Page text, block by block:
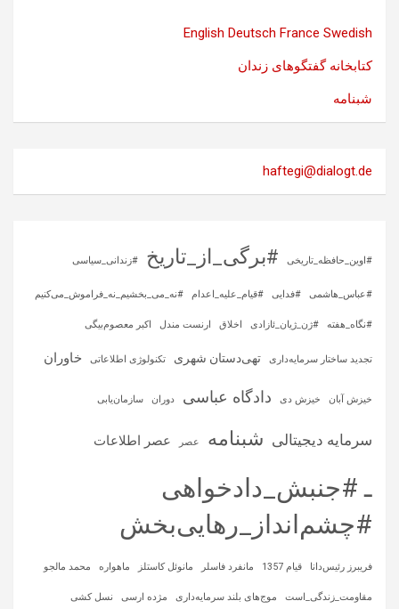
English Deutsch France Swedish
کتابخانه گفتگوهای زندان
شبنامه
haftegi@dialogt.de
#اوین_حافظه_تاریخی #برگی_از_تاریخ #زندانی_سیاسی
#عباس_هاشمی #فدایی #قیام_علیه_اعدام #نه_می_بخشیم_نه_فراموش_می‌کنیم
#نگاه_هفته #ژن_ژیان_ئازادی اخلاق ارنست مندل اکبر معصوم‌بیگی
تجدید ساختار سرمایه‌داری تهی‌دستان شهری تکنولوژی اطلاعاتی خاوران
خیزش آبان خیزش دی دادگاه عباسی دوران سازمان‌یابی
سرمایه‌ دیجیتالی شبنامه عصر عصر اطلاعات
ـ #جنبش_دادخواهی
#چشم‌انداز_رهایی‌بخش
فریبرز رئیس‌دانا قیام 1357 مانفرد فاسلر مانوئل کاستلز ماهواره‌ محمد مالجو
مقاومت_زندگی_است موج‌های بلند سرمایه‌داری مژده ارسی نسل کشی